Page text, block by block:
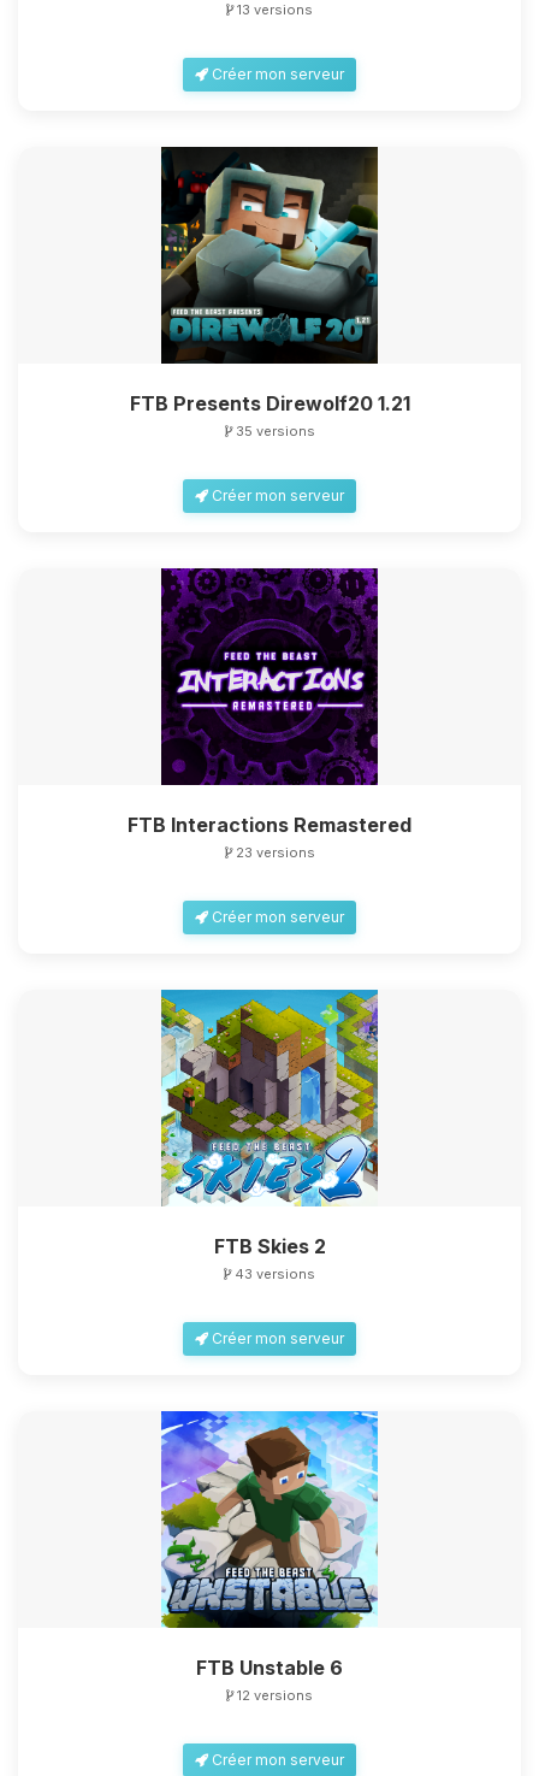
13 versions
Créer mon serveur
FTB Presents Direwolf20 1.21
35 versions
Créer mon serveur
FTB Interactions Remastered
23 versions
Créer mon serveur
FTB Skies 2
43 versions
Créer mon serveur
FTB Unstable 6
12 versions
Créer mon serveur
Youpi, enfin quelqu’un pour me
parler ! Moi c’est Choupy, ton petit
assistant BoxToPlay. Dis-moi ce dont
tu as besoin et je vais remuer mes
petits circuits pour t’aider.
09/08/2026 à 13:24